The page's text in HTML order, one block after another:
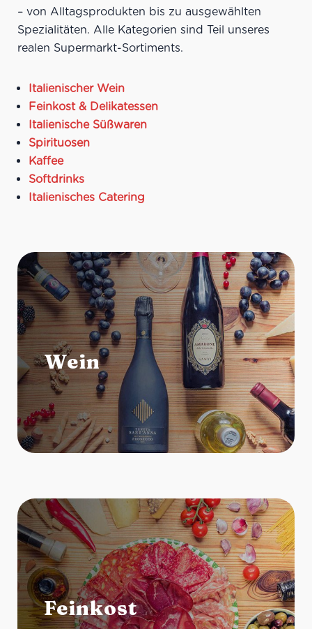
Meeresfrüchten,
sommerlichen Salaten,
leichten Vorspeisen
Ideale Versandmenge:Bis
– von Alltagsprodukten bis zu ausgewählten
Spezialitäten. Alle Kategorien sind Teil unseres
realen Supermarkt-Sortiments.
Italienischer Wein
Feinkost & Delikatessen
Italienische Süßwaren
Spirituosen
Kaffee
Softdrinks
Italienisches Catering
Wein
Feinkost